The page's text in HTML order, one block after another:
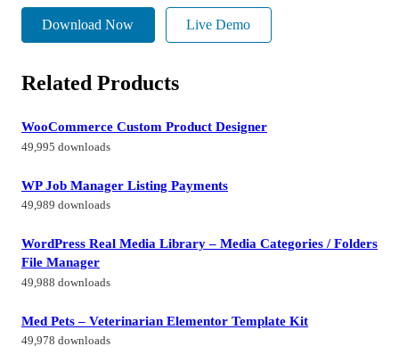
Download Now Live Demo
Related Products
WooCommerce Custom Product Designer
49,995 downloads
WP Job Manager Listing Payments
49,989 downloads
WordPress Real Media Library – Media Categories / Folders
File Manager
49,988 downloads
Med Pets – Veterinarian Elementor Template Kit
49,978 downloads